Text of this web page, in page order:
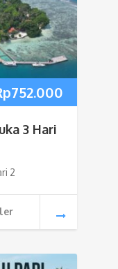
752.000
3 Hari
2